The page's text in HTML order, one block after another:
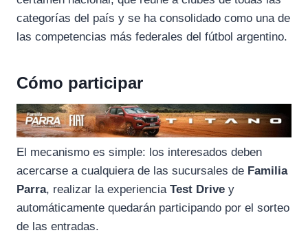
categorías del país y se ha consolidado como una de
las competencias más federales del fútbol argentino.
Cómo participar
El mecanismo es simple: los interesados deben
acercarse a cualquiera de las sucursales de Familia
Parra, realizar la experiencia Test Drive y
automáticamente quedarán participando por el sorteo
de las entradas.